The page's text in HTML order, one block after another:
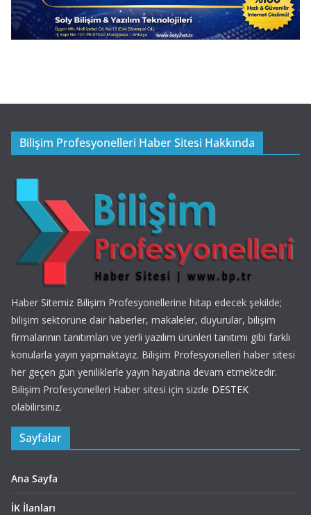
Bilişim Profesyonelleri Haber Sitesi Hakkında
Haber Sitemiz Bilişim Profesyonellerine hitap edecek şekilde;
bilişim sektörüne dair haberler, makaleler, duyurular, bilişim
firmalarının tanıtımları ve yerli yazılım ürünleri tanıtımı gibi farklı
konularla yayın yapmaktayız. Bilişim Profesyonelleri haber sitesi
her geçen gün yeniliklerle yayın hayatına devam etmektedir.
Bilişim Profesyonelleri Haber sitesi için sizde DESTEK
olabilirsiniz.
Sayfalar
Ana Sayfa
İK İlanları